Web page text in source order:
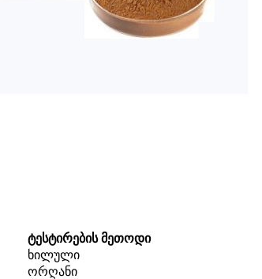
ტესტირების მეთოდი
ხილული
ორღანი